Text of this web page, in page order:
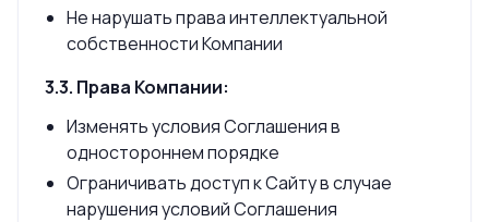
Не нарушать права интеллектуальной
собственности Компании
3.3. Права Компании:
Изменять условия Соглашения в
одностороннем порядке
Ограничивать доступ к Сайту в случае
нарушения условий Соглашения